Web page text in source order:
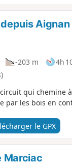
Aignan
-203 m 4h
qui chemine
par les bois en
le GPX
Marciac